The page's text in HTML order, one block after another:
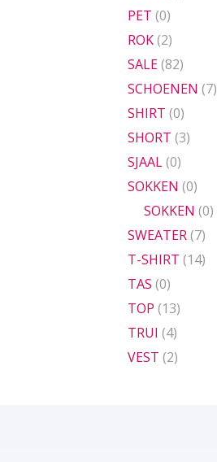
PET (0)
ROK(2)
SALE(82)
SCHOENEN (7)
SHIRT (0)
SHORT (3)
SJAAL(0)
SOKKEN (0)
SOKKEN (0)
SWEATER(7)
T-SHIRT (14)
TAS (0)
TOP (13)
TRUI (4)
VEST (2)